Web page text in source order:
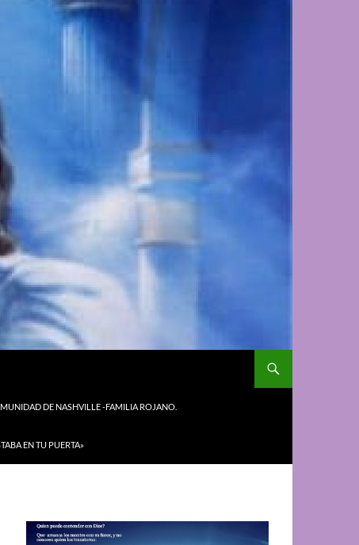
DE NASHVILLE -FAMILIA ROJANO.
EN TU PUERTA»